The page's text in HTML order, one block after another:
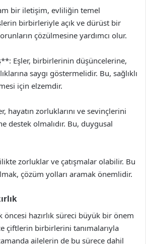
bir iletişim, evliliğin temel
birbirleriyle açık ve dürüst bir
çözülmesine yardımcı olur.
Eşler, birbirlerinin düşüncelerine,
saygı göstermelidir. Bu, sağlıklı
için elzemdir.
hayatın zorluklarını ve sevinçlerini
destek olmalıdır. Bu, duygusal
zorluklar ve çatışmalar olabilir. Bu
çözüm yolları aramak önemlidir.
hazırlık süreci büyük bir önem
çiftlerin birbirlerini tanımalarıyla
ailelerin de bu sürece dahil